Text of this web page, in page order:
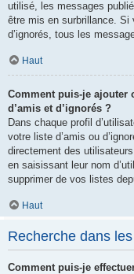
utilisé, les messages
être mis en surbrillance.
d’ignorés, tous les
Haut
Comment puis-je ajouter
d’amis et d’ignorés ?
Dans chaque profil
votre liste d’amis ou
directement des
en saisissant leur nom
supprimer de vos listes
Haut
Recherche dans
Comment puis-je